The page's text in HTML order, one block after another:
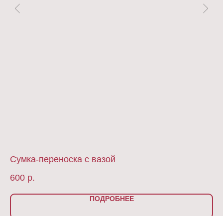
Сумка-переноска с вазой
600 р.
ПОДРОБНЕЕ